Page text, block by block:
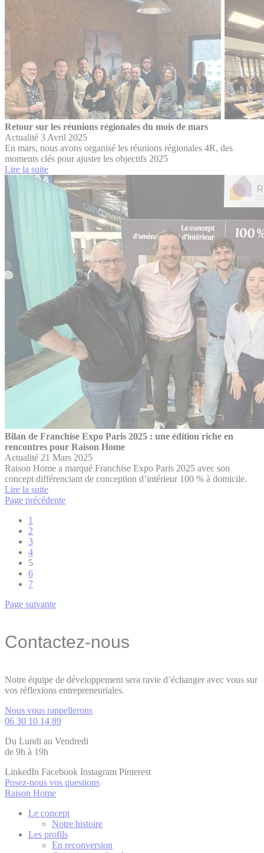
Retour sur les réunions régionales du mois de mars
Actualité 3 Avril 2025
En mars, nous avons organisé les réunions régionales 4R, des
moments clés pour ajuster les objectifs 2025
Lire la suite
Bilan de Franchise Expo Paris 2025 : une édition riche en
rencontres pour Raison Home
Actualité 21 Mars 2025
Raison Home a marqué Franchise Expo Paris 2025 avec son
concept différenciant de conception d’intérieur 100 % à domicile.
Lire la suite
Page précédente
1
2
3
4
5
6
7
Page suivante
Contactez-nous
Notre équipe de développement sera ravie d’échanger avec vous sur
vos réflexions entrepreneuriales.
Nous vous rappellerons
06 30 10 14 89
Du Lundi au Vendredi
de 9h à 19h
LinkedIn Facebook Instagram Pinterest
Posez-nous vos questions
Raison Home
Le concept
Notre histoire
Les profils
En reconversion